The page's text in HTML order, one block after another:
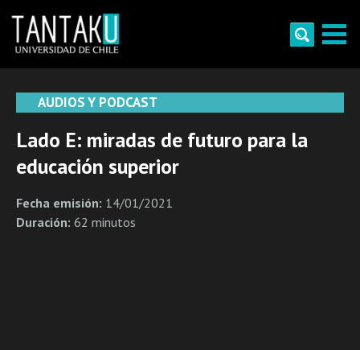
content
AUDIOS Y PODCAST
Lado E: miradas de futuro para la
educación superior
Fecha emisión: 14/01/2021
Duración: 62 minutos